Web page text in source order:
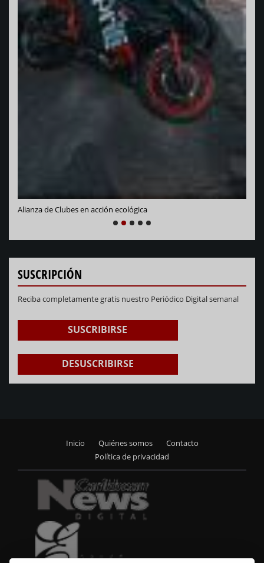
Alianza de Clubes en acción ecológica
PREVIOUS
SUSCRIPCIÓN
Reciba completamente gratis nuestro Periódico Digital semanal
SUSCRIBIRSE
DESUSCRIBIRSE
menu
Inicio Quiénes somos
Contacto
Política de privacidad